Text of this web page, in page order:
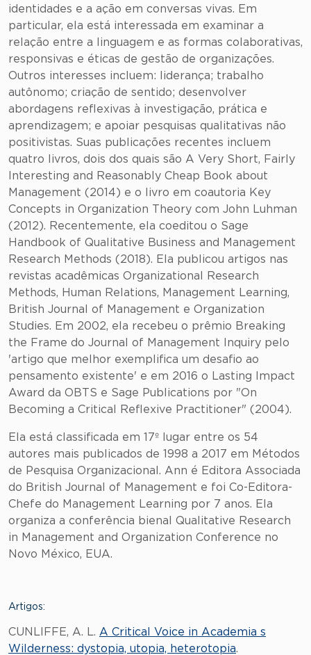
identidades e a ação em conversas vivas. Em
particular, ela está interessada em examinar a
relação entre a linguagem e as formas colaborativas,
responsivas e éticas de gestão de organizações.
Outros interesses incluem: liderança; trabalho
autônomo; criação de sentido; desenvolver
abordagens reflexivas à investigação, prática e
aprendizagem; e apoiar pesquisas qualitativas não
positivistas. Suas publicações recentes incluem
quatro livros, dois dos quais são A Very Short, Fairly
Interesting and Reasonably Cheap Book about
Management (2014) e o livro em coautoria Key
Concepts in Organization Theory com John Luhman
(2012). Recentemente, ela coeditou o Sage
Handbook of Qualitative Business and Management
Research Methods (2018). Ela publicou artigos nas
revistas acadêmicas Organizational Research
Methods, Human Relations, Management Learning,
British Journal of Management e Organization
Studies. Em 2002, ela recebeu o prêmio Breaking
the Frame do Journal of Management Inquiry pelo
'artigo que melhor exemplifica um desafio ao
pensamento existente' e em 2016 o Lasting Impact
Award da OBTS e Sage Publications por "On
Becoming a Critical Reflexive Practitioner" (2004).
Ela está classificada em 17º lugar entre os 54
autores mais publicados de 1998 a 2017 em Métodos
de Pesquisa Organizacional. Ann é Editora Associada
do British Journal of Management e foi Co-Editora-
Chefe do Management Learning por 7 anos. Ela
organiza a conferência bienal Qualitative Research
in Management and Organization Conference no
Novo México, EUA.
Artigos:
CUNLIFFE, A. L. A Critical Voice in Academia s
Wilderness: dystopia, utopia, heterotopia.